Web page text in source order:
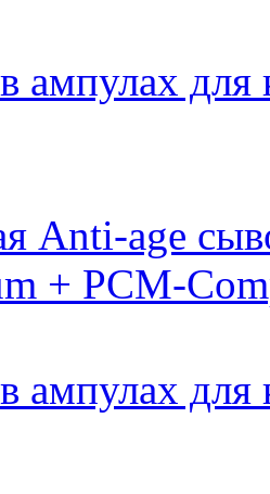
ампулах для
Anti-age
+ PCM-
ампулах для